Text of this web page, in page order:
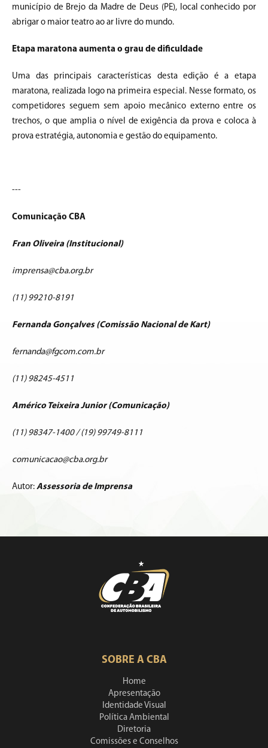
município de Brejo da Madre de Deus (PE), local conhecido por
abrigar o maior teatro ao ar livre do mundo.
Etapa maratona aumenta o grau de dificuldade
Uma das principais características desta edição é a etapa
maratona, realizada logo na primeira especial. Nesse formato, os
competidores seguem sem apoio mecânico externo entre os
trechos, o que amplia o nível de exigência da prova e coloca à
prova estratégia, autonomia e gestão do equipamento.
---
Comunicação CBA
Fran Oliveira (Institucional)
imprensa@cba.org.br
(11) 99210-8191
Fernanda Gonçalves (Comissão Nacional de Kart)
fernanda@fgcom.com.br
(11) 98245-4511
Américo Teixeira Junior (Comunicação)
(11) 98347-1400 / (19) 99749-8111
comunicacao@cba.org.br
Autor: Assessoria de Imprensa
SOBRE A CBA
Home
Apresentação
Identidade Visual
Política Ambiental
Diretoria
Comissões e Conselhos